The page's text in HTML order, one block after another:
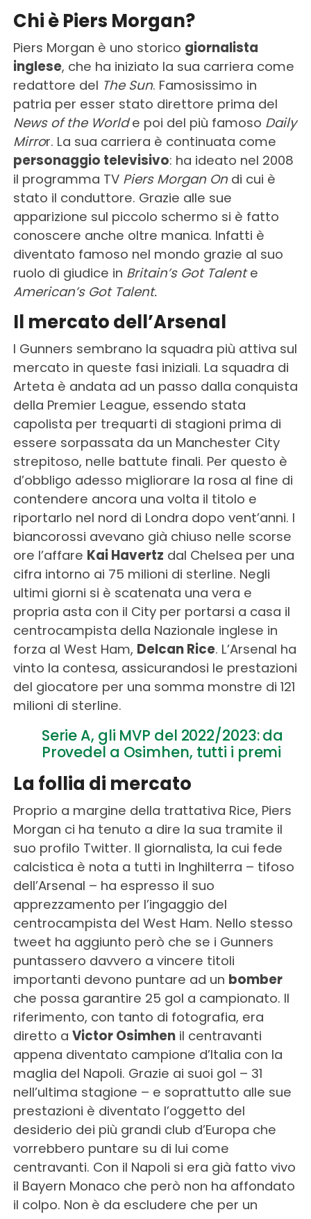
Chi è Piers Morgan?
Piers Morgan è uno storico giornalista
inglese, che ha iniziato la sua carriera come
redattore del The Sun. Famosissimo in
patria per esser stato direttore prima del
News of the Worlde poi del più famoso Daily
Mirror. La sua carriera è continuata come
personaggio televisivo: ha ideato nel 2008
il programma TV Piers Morgan On di cui è
stato il conduttore. Grazie alle sue
apparizione sul piccolo schermo si è fatto
conoscere anche oltre manica. Infatti è
diventato famoso nel mondo grazie al suo
ruolo di giudice in Britain’s Got Talente
American’s Got Talent.
Il mercato dell’Arsenal
I Gunners sembrano la squadra più attiva sul
mercato in queste fasi iniziali. La squadra di
Arteta è andata ad un passo dalla conquista
della Premier League, essendo stata
capolista per trequarti di stagioni prima di
essere sorpassata da un Manchester City
strepitoso, nelle battute finali. Per questo è
d’obbligo adesso migliorare la rosa al fine di
contendere ancora una volta il titolo e
riportarlo nel nord di Londra dopo vent’anni. I
biancorossi avevano già chiuso nelle scorse
ore l’affare Kai Havertz dal Chelsea per una
cifra intorno ai 75 milioni di sterline. Negli
ultimi giorni si è scatenata una vera e
propria asta con il City per portarsi a casa il
centrocampista della Nazionale inglese in
forza al West Ham, Delcan Rice. L’Arsenal ha
vinto la contesa, assicurandosi le prestazioni
del giocatore per una somma monstre di 121
milioni di sterline.
Serie A, gli MVP del 2022/2023: da
Provedel a Osimhen, tutti i premi
La follia di mercato
Proprio a margine della trattativa Rice, Piers
Morgan ci ha tenuto a dire la sua tramite il
suo profilo Twitter. Il giornalista, la cui fede
calcistica è nota a tutti in Inghilterra – tifoso
dell’Arsenal – ha espresso il suo
apprezzamento per l’ingaggio del
centrocampista del West Ham. Nello stesso
tweet ha aggiunto però che se i Gunners
puntassero davvero a vincere titoli
importanti devono puntare ad un bomber
che possa garantire 25 gol a campionato. Il
riferimento, con tanto di fotografia, era
diretto a Victor Osimhenil centravanti
appena diventato campione d’Italia con la
maglia del Napoli. Grazie ai suoi gol – 31
nell’ultima stagione – e soprattutto alle sue
prestazioni è diventato l’oggetto del
desiderio dei più grandi club d’Europa che
vorrebbero puntare su di lui come
centravanti. Con il Napoli si era già fatto vivo
il Bayern Monaco che però non ha affondato
il colpo. Non è da escludere che per un